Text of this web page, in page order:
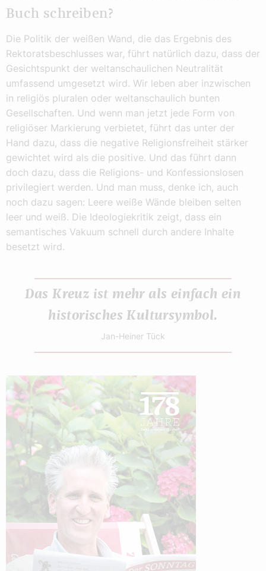
Buch schreiben?
Die Politik der weißen Wand, die das Ergebnis des
Rektoratsbeschlusses war, führt natürlich dazu, dass der
Gesichtspunkt der weltanschaulichen Neutralität
umfassend umgesetzt wird. Wir leben aber inzwischen
in religiös pluralen oder weltanschaulich bunten
Gesellschaften. Und wenn man jetzt jede Form von
religiöser Markierung verbietet, führt das unter der
Hand dazu, dass die negative Religionsfreiheit stärker
gewichtet wird als die positive. Und das führt dann
doch dazu, dass die Religions- und Konfessionslosen
privilegiert werden. Und man muss, denke ich, auch
noch dazu sagen: Leere weiße Wände bleiben selten
leer und weiß. Die Ideologiekritik zeigt, dass ein
semantisches Vakuum schnell durch andere Inhalte
besetzt wird.
Das Kreuz ist mehr als einfach ein
historisches Kultursymbol.
Jan-Heiner Tück